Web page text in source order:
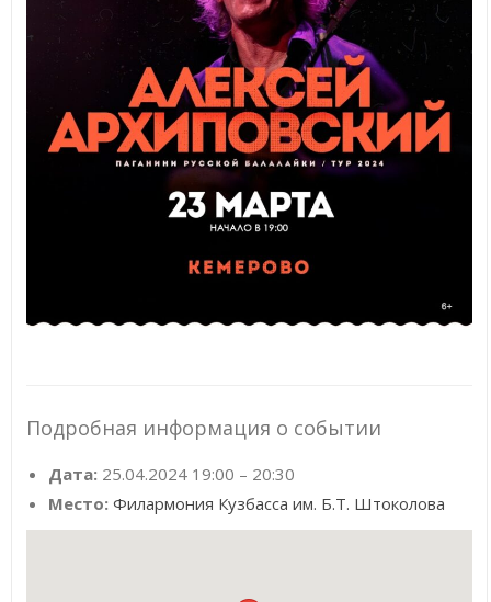
Подробная информация о событии
Дата: 25.04.2024 19:00 – 20:30
Место: Филармония Кузбасса им. Б.Т. Штоколова